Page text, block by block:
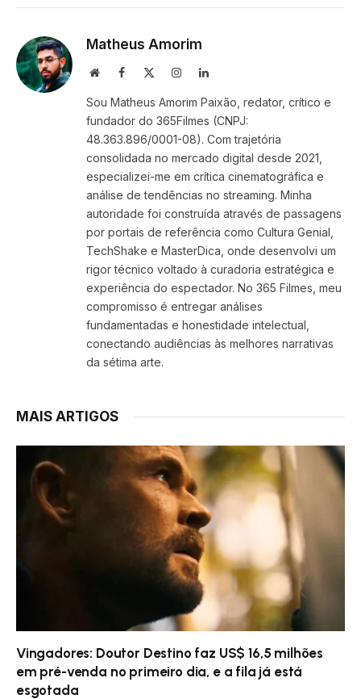
Matheus Amorim
WebsiteFacebook InstagramLinkedIn
Sou Matheus Amorim Paixão, redator, crítico e
fundador do 365Filmes (CNPJ:
48.363.896/0001-08). Com trajetória
consolidada no mercado digital desde 2021,
especializei-me em crítica cinematográfica e
análise de tendências no streaming. Minha
autoridade foi construída através de passagens
por portais de referência como Cultura Genial,
TechShake e MasterDica, onde desenvolvi um
rigor técnico voltado à curadoria estratégica e
experiência do espectador. No 365 Filmes, meu
compromisso é entregar análises
fundamentadas e honestidade intelectual,
conectando audiências às melhores narrativas
da sétima arte.
MAIS ARTIGOS
Vingadores: Doutor Destino faz US$ 16,5 milhões
em pré-venda no primeiro dia, e a fila já está
esgotada